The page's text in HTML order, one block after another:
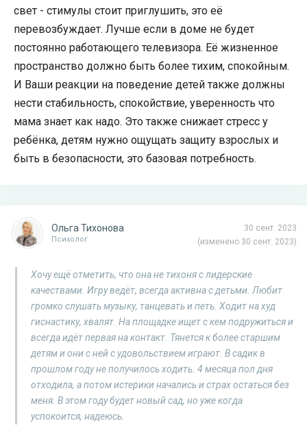
свет - стимулы стоит приглушить, это её
перевозбуждает. Лучше если в доме не будет
постоянно работающего телевизора. Её жизненное
пространство должно быть более тихим, спокойным.
И Ваши реакции на поведение детей также должны
нести стабильность, спокойствие, уверенность что
мама знает как надо. Это также снижает стресс у
ребёнка, детям нужно ощущать защиту взрослых и
быть в безопасности, это базовая потребность.
30 сент. 2023
(изменено 30 сент. 2023)
Ольга Тихонова
Психолог
Хочу ещё отметить, что она не тихоня с лидерские
качествами. Игру ведёт, всегда активна с детьми. Любит
громко слушать музыку, танцевать и петь. Ходит на худ
гиснастику, хвалят. На площадке ищет с кем подружиться и
всегда идёт первая на контакт. Тянется к более старшим
детям и они с ней с удовольствием играют. В садик в
прошлом году не получилось ходить. 4 месяца пол дня
отходила, а потом истерики начались и страх остаться без
меня. В этом году будет новый сад, но уже когда
успокоится, надеюсь.